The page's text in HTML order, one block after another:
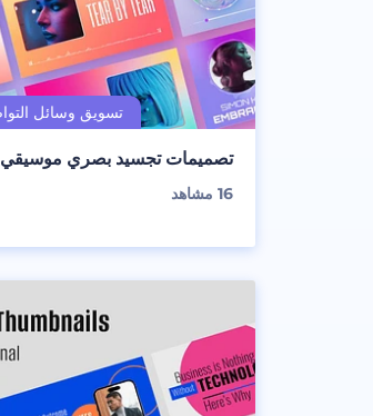
تصميمات تجسيد بصري موسيقي
16 مشاهد